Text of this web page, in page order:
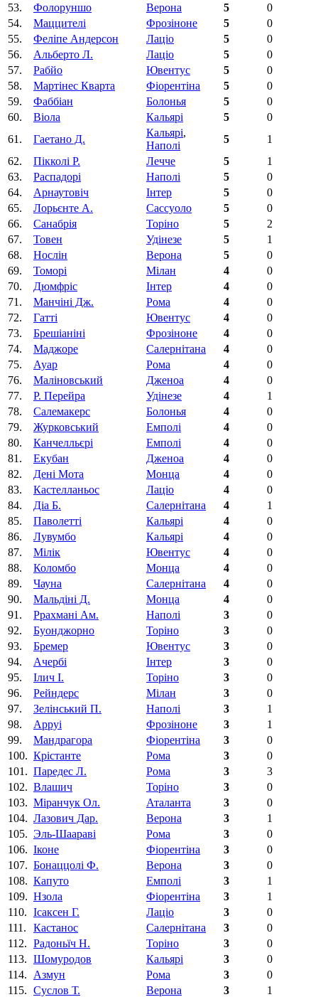
53.
Фолоруншо Верона 5
0
54.
Маццителi Фрозіноне 5
0
55.
Феліпе Андерсон Лаціо 5
0
56.
Альберто Л. Лаціо 5
0
57.
Рабйо Ювентус 5
0
58.
Мартінес Кварта Фіорентіна‎ 5
0
59.
Фаббiан Болонья 5
0
60.
Вiола Кальярі 5
0
61.
Гаeтано Д.
Кальярі,
Наполі
5
1
62.
Пікколі Р. Лечче 5
1
63.
Распадорі Наполі 5
0
64.
Арнаутовіч Інтер 5
0
65.
Лорьєнте А. Сассуоло 5
0
66.
Санабрія Торіно 5
2
67.
Товен Удінезе 5
1
68.
Нослін Верона 5
0
69.
Томорі Мілан 4
0
70.
Дюмфріс Інтер 4
0
71.
Манчіні Дж. Рома 4
0
72.
Гатті Ювентус 4
0
73.
Брешiанiнi Фрозіноне 4
0
74.
Маджоре Салернітана 4
0
75.
Ауар Рома 4
0
76.
Маліновський Дженоа 4
0
77.
Р. Перейра Удінезе 4
1
78.
Салемакерс Болонья 4
0
79.
Журковський Емполі 4
0
80.
Канчелльєрі Емполі 4
0
81.
Екубан Дженоа 4
0
82.
Дені Мота Монца 4
0
83.
Кастелланьос Лаціо 4
0
84.
Діа Б. Салернітана 4
1
85.
Паволеттi Кальярі 4
0
86.
Лувумбо Кальярі 4
0
87.
Мілік Ювентус 4
0
88.
Коломбо Монца 4
0
89.
Чауна Салернітана 4
0
90.
Мальдiнi Д. Монца 4
0
91.
Ррахмані Ам. Наполі 3
0
92.
Буонджорно Торіно 3
0
93.
Бремер Ювентус 3
0
94.
Ачербі Інтер 3
0
95.
Ілич І. Торіно 3
0
96.
Рейндерс Мілан 3
0
97.
Зелінський П. Наполі 3
1
98.
Арруi Фрозіноне 3
1
99.
Мандрагора Фіорентіна‎ 3
0
100. Крістанте Рома 3
0
101. Паредес Л. Рома 3
3
102. Влашич Торіно 3
0
103. Міранчук Ол. Аталанта 3
0
104. Лазович Дар. Верона 3
1
105. Эль-Шааравi Рома 3
0
106. Iконе Фіорентіна‎ 3
0
107. Бонаццолі Ф. Верона 3
0
108. Капуто Емполі 3
1
109. Нзола Фіорентіна‎ 3
1
110. Ісаксен Г. Лаціо 3
0
111.
Кастанос Салернітана 3
0
112. Радоньїч Н. Торіно 3
0
113. Шомуродов Кальярі 3
0
114.
Азмун Рома 3
0
115. Суслов Т. Верона 3
1